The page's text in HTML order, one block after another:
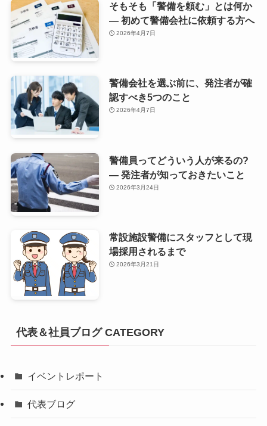
そもそも「警備を頼む」とは何か
— 初めて警備会社に依頼する方へ
2026年4月7日
警備会社を選ぶ前に、発注者が確
認すべき5つのこと
2026年4月7日
警備員ってどういう人が来るの?
— 発注者が知っておきたいこと
2026年3月24日
常設施設警備にスタッフとして現
場採用されるまで
2026年3月21日
代表＆社員ブログ CATEGORY
イベントレポート
代表ブログ